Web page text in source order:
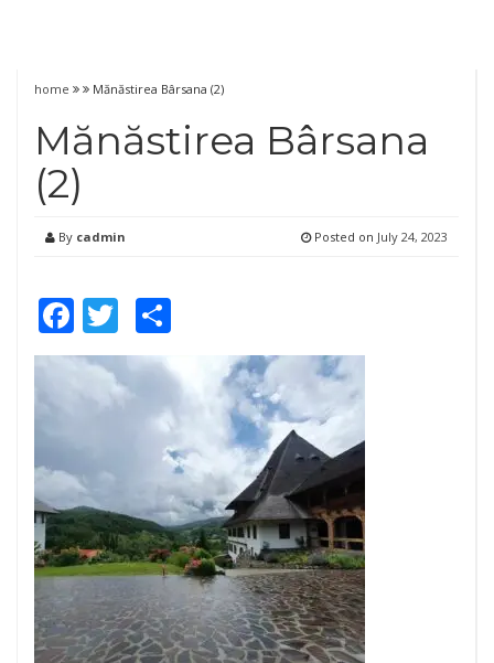
home Mănăstirea Bârsana (2)
Mănăstirea Bârsana
(2)
By cadmin Posted on July 24, 2023
Facebook
Twitter